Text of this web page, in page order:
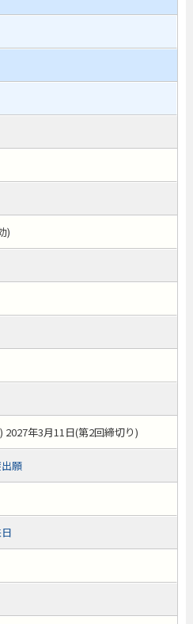
)
2027年3月11日(第2回締切り)
願